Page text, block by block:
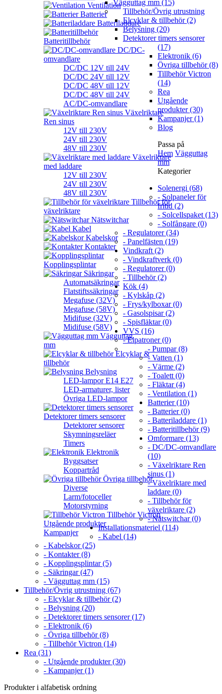
Ventilation
Batterier
Batteriladdare
Batteritillbehör
DC/DC-
omvandlare
DC/DC 12V till 24V
DC/DC 24V till 12V
DC/DC 48V till 12V
DC/DC 48V till 24V
AC/DC-omvandlare
Växelriktare
Ren sinus
12V till 230V
24V till 230V
48V till 230V
Växelriktare
med laddare
12V till 230V
24V till 230V
48V till 230V
Tillbehör för
växelriktare
Nätswitchar
Kabel
Kabelskor
Kontakter
Kopplingsplintar
Säkringar
Automatsäkringar
Flatstiftssäkringar
Megafuse (32V)
Megafuse (58V)
Midifuse (32V)
Midifuse (58V)
Vägguttag
mm
Elcyklar &
tillbehör
Belysning
LED-lampor E14 E27
LED-armaturer, lister
Övriga LED-lampor
Detektorer timers sensorer
Detektorer sensorer
Skymningsreläer
Timers
Elektronik
Byggsatser
Koppartråd
Övriga tillbehör
Diverse
Larm/fotoceller
Motorstyrning
Tillbehör Victron
Utgående produkter
Kampanjer
Vägguttag mm (15)
Tillbehör/Övrig utrustning
Elcyklar & tillbehör (2)
Belysning (20)
Detektorer timers sensorer
(17)
Elektronik (6)
Övriga tillbehör (8)
Tillbehör Victron
(14)
Rea
Utgående
produkter (30)
Kampanjer (1)
Blog
Passa på
Hem Vägguttag
mm
Kategorier
Solenergi (68)
- Solpaneler för
fritid (2)
- Solcellspaket (13)
- Solfångare (0)
- Regulatorer (34)
- Panelfästen (19)
Vindkraft (2)
- Vindkraftverk (0)
- Regulatorer (0)
- Tillbehör (2)
Kök (4)
- Kylskåp (2)
- Frys/kylboxar (0)
- Gasolspisar (2)
- Spisfläktar (0)
VVS (16)
- Elpatroner (0)
- Pumpar (8)
- Vatten (1)
- Värme (2)
- Toalett (0)
- Fläktar (4)
- Ventilation (1)
Batterier (10)
- Batterier (0)
- Batteriladdare (1)
- Batteritillbehör (9)
Omformare (13)
- DC/DC-omvandlare
(10)
- Växelriktare Ren
sinus (1)
- Växelriktare med
laddare (0)
- Tillbehör för
växelriktare (2)
- Nätswitchar (0)
Installationsmateriel (114)
- Kabel (14)
- Kabelskor (25)
- Kontakter (8)
- Kopplingsplintar (5)
- Säkringar (47)
- Vägguttag mm (15)
Tillbehör/Övrig utrustning (67)
- Elcyklar & tillbehör (2)
- Belysning (20)
- Detektorer timers sensorer (17)
- Elektronik (6)
- Övriga tillbehör (8)
- Tillbehör Victron (14)
Rea (31)
- Utgående produkter (30)
- Kampanjer (1)
Produkter i alfabetisk ordning